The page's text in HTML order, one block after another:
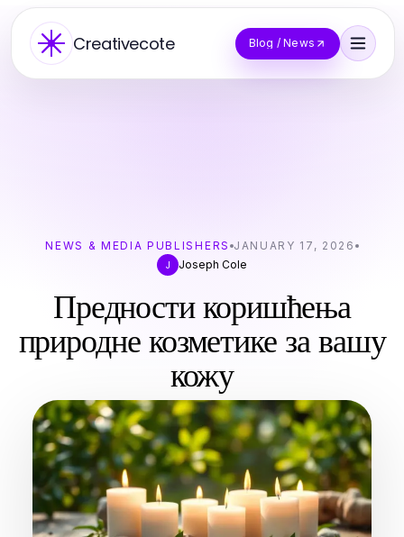
Creativecote Blog / News
NEWS & MEDIA PUBLISHERS JANUARY 17, 2026
J
Joseph Cole
Предности коришћења
природне козметике за вашу
кожу